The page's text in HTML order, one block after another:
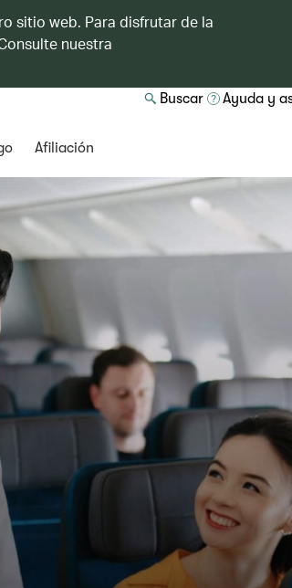
sitio web. Para disfrutar de la
nuestra
Buscar Ayuda y
Afiliación